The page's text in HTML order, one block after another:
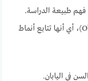
فهم طبيعة الدراسة.
فهي دراسة رصدية (Observational study)، أي أنها تتابع أنماط